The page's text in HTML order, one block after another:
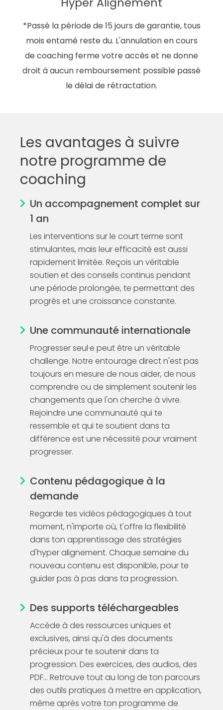
*Passé la période de 15 jours de garantie, tous
mois entamé reste du. L'annulation en cours
de coaching ferme votre accès et ne donne
droit à aucun remboursement possible passé
le délai de rétractation.
Les avantages à suivre
notre programme de
coaching
Un accompagnement complet sur
1 an
Les interventions sur le court terme sont
stimulantes, mais leur efficacité est aussi
rapidement limitée. Reçois un véritable
soutien et des conseils continus pendant
une période prolongée, te permettant des
progrès et une croissance constante.
Une communauté internationale
Progresser seul·e peut être un véritable
challenge. Notre entourage direct n'est pas
toujours en mesure de nous aider, de nous
comprendre ou de simplement soutenir les
changements que l'on cherche à vivre.
Rejoindre une communauté qui te
ressemble et qui te soutient dans ta
différence est une nécessité pour vraiment
progresser.
Contenu pédagogique à la
demande
Regarde tes vidéos pédagogiques à tout
moment, n'importe où, t'offre la flexibilité
dans ton apprentissage des stratégies
d'hyper alignement. Chaque semaine du
nouveau contenu est disponible, pour te
guider pas à pas dans ta progression.
Des supports téléchargeables
Accède à des ressources uniques et
exclusives, ainsi qu'à des documents
précieux pour te soutenir dans ta
progression. Des exercices, des audios, des
PDF... Retrouve tout au long de ton parcours
des outils pratiques à mettre en application,
même après votre ton programme de